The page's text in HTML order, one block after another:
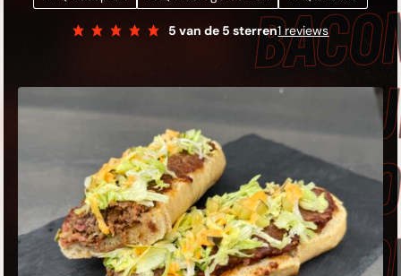
5 van de 5 sterren1 reviews
BACON
STOKBROOD •